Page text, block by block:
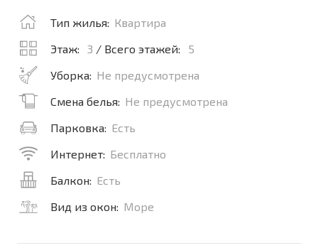
Тип жилья: Квартира
Этаж:
3 / Всего этажей:
5
Уборка: Не предусмотрена
Смена белья: Не предусмотрена
Парковка: Есть
Интернет: Бесплатно
Балкон: Есть
Вид из окон: Море